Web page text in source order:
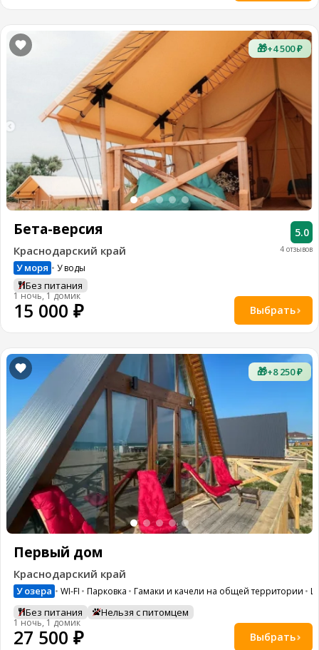
🎁+4 500 ₽
4 отзывов
5.0
Бета-версия
Краснодарский край
У моря У воды
Без питания
1 ночь, 1 домик
15 000 ₽ Выбрать
🎁+8 250 ₽
Первый дом
Краснодарский край
У озера WI-FI Парковка Гамаки и качели на общей территории
Без питания Нельзя с питомцем
1 ночь, 1 домик
27 500 ₽ Выбрать